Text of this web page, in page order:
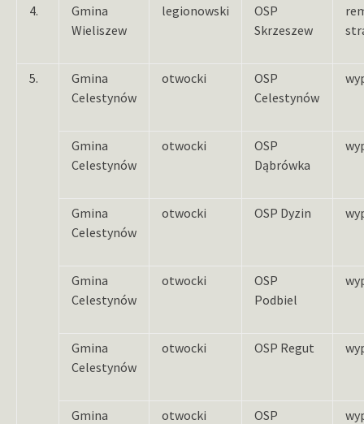
4.
Gmina
Wieliszew
legionowski
OSP
Skrzeszew
5.
Gmina
Celestynów
otwocki
OSP
Celestynów
Gmina
Celestynów
otwocki
OSP
Dąbrówka
Gmina
Celestynów
otwocki OSP Dyzin
Gmina
Celestynów
otwocki
OSP
Podbiel
Gmina
Celestynów
otwocki OSP Regut
Gmina
otwocki
OSP